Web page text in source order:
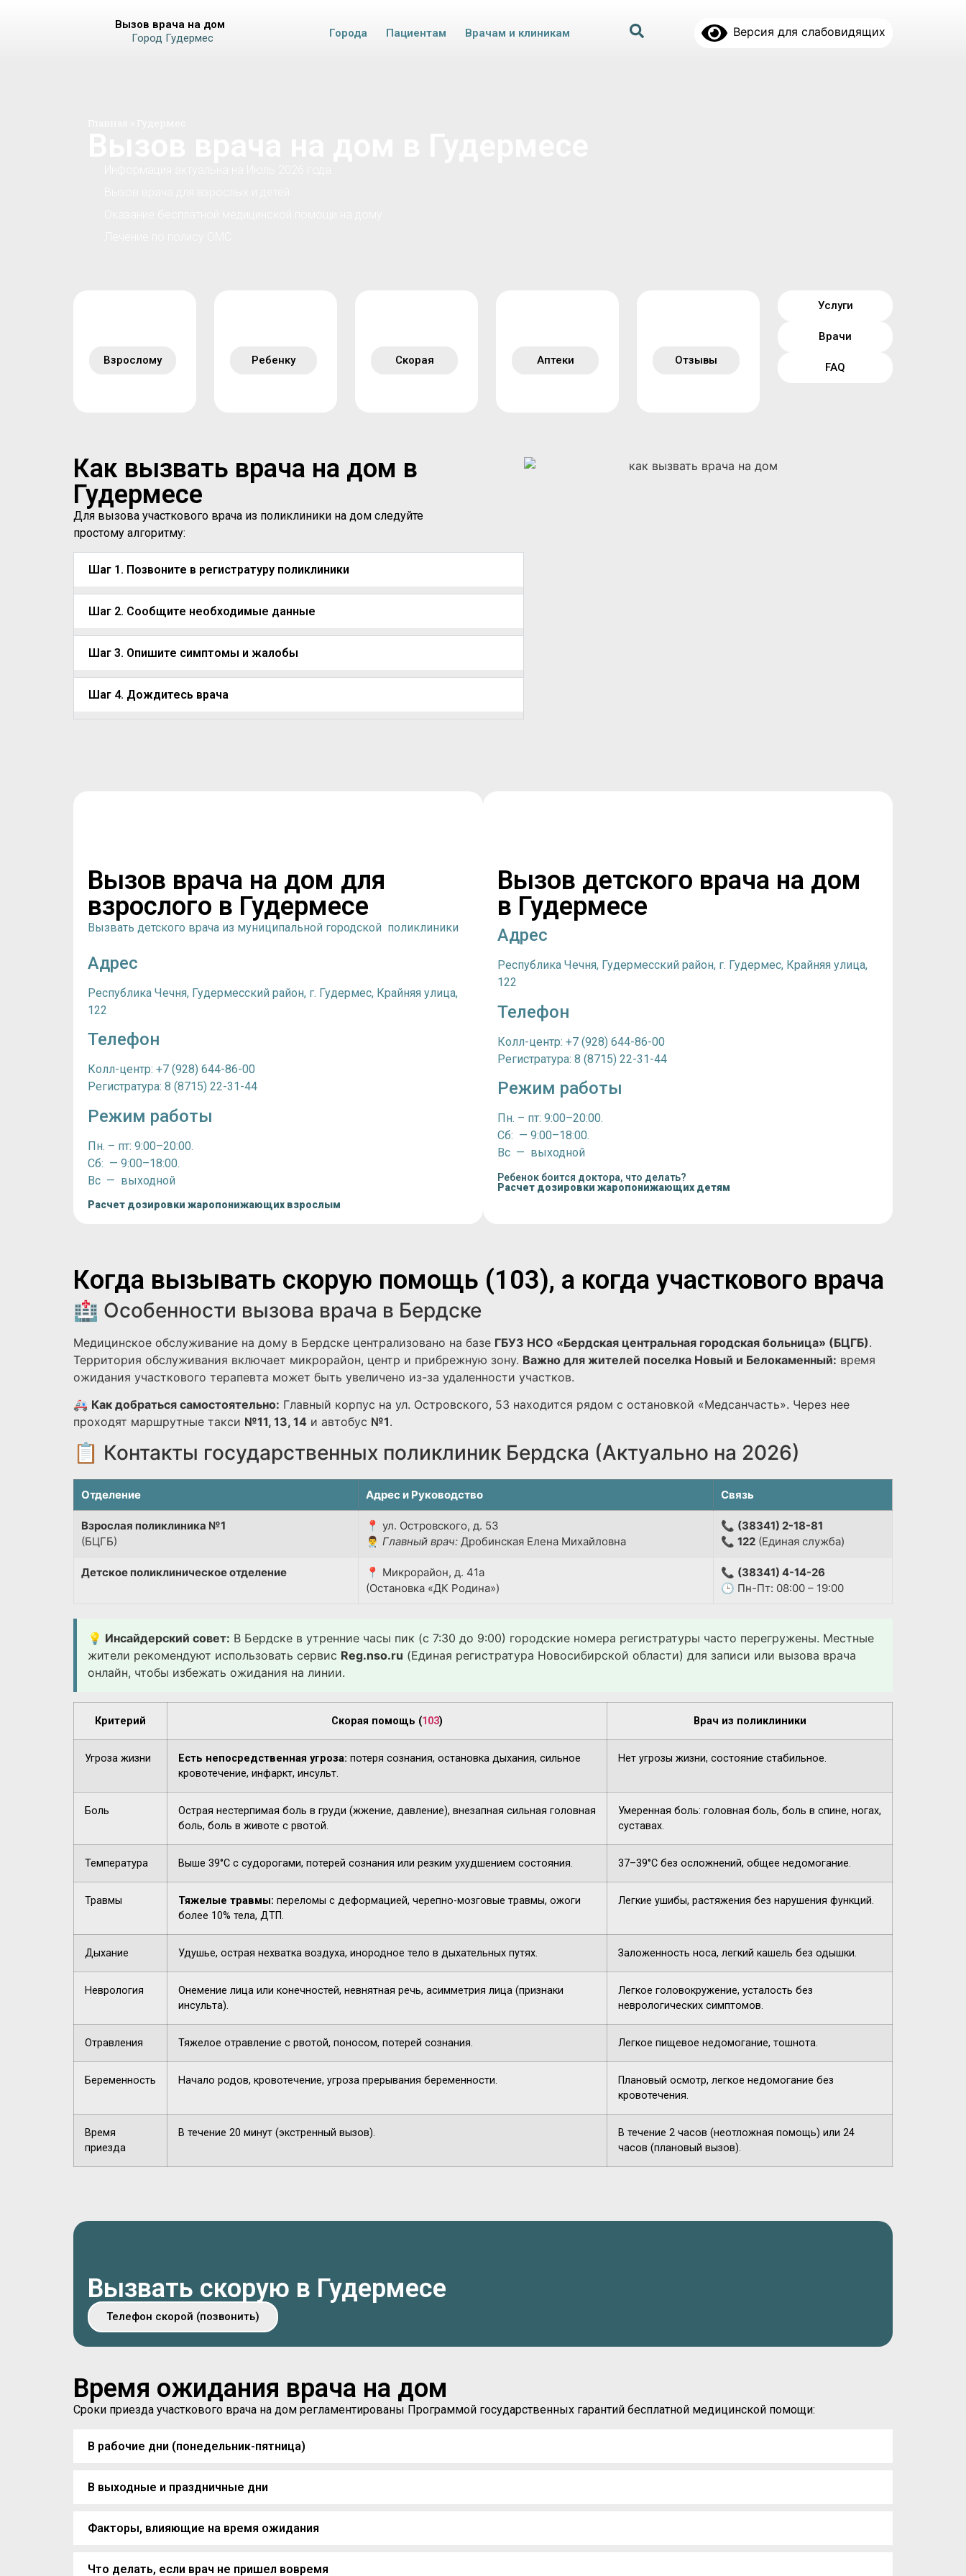
Вызов врача на дом
Город Гудермес
Города Пациентам Врачам и клиникам Версия для слабовидящих
Взрослому Ребенку Скорая Аптеки Отзывы
Услуги
Врачи
FAQ
Как вызвать врача на дом в
Гудермесе
Для вызова участкового врача из поликлиники на дом следуйте
простому алгоритму:
Шаг 1. Позвоните в регистратуру поликлиники
Шаг 2. Сообщите необходимые данные
Шаг 3. Опишите симптомы и жалобы
Шаг 4. Дождитесь врача
Вызов врача на дом для
взрослого в Гудермесе
Вызвать детского врача из муниципальной городской поликлиники
Адрес
Республика Чечня, Гудермесский район, г. Гудермес, Крайняя улица,
122
Телефон
Колл-центр: +7 (928) 644-86-00
Регистратура: 8 (8715) 22-31-44
Режим работы
Пн. – пт: 9:00–20:00.
Сб: — 9:00–18:00.
Вс — выходной
Расчет дозировки жаропонижающих взрослым
Вызов детского врача на дом
в Гудермесе
Адрес
Республика Чечня, Гудермесский район, г. Гудермес, Крайняя улица,
122
Телефон
Колл-центр: +7 (928) 644-86-00
Регистратура: 8 (8715) 22-31-44
Режим работы
Пн. – пт: 9:00–20:00.
Сб: — 9:00–18:00.
Вс — выходной
Ребенок боится доктора, что делать?
Расчет дозировки жаропонижающих детям
Когда вызывать скорую помощь (103), а когда участкового врача
🏥 Особенности вызова врача в Бердске
Медицинское обслуживание на дому в Бердске централизовано на базе ГБУЗ НСО «Бердская центральная городская больница» (БЦГБ).
Территория обслуживания включает микрорайон, центр и прибрежную зону. Важно для жителей поселка Новый и Белокаменный: время
ожидания участкового терапевта может быть увеличено из-за удаленности участков.
🚑 Как добраться самостоятельно: Главный корпус на ул. Островского, 53 находится рядом с остановкой «Медсанчасть». Через нее
проходят маршрутные такси №11, 13, 14 и автобус №1.
📋 Контакты государственных поликлиник Бердска (Актуально на 2026)
Отделение Адрес и Руководство Связь
Взрослая поликлиника №1
(БЦГБ)
📍 ул. Островского, д. 53
👨‍⚕️ Главный врач: Дробинская Елена Михайловна
📞 (38341) 2-18-81
📞 122 (Единая служба)
Детское поликлиническое отделение
📍 Микрорайон, д. 41а
(Остановка «ДК Родина»)
📞 (38341) 4-14-26
🕒 Пн-Пт: 08:00 – 19:00
💡 Инсайдерский совет: В Бердске в утренние часы пик (с 7:30 до 9:00) городские номера регистратуры часто перегружены. Местные
жители рекомендуют использовать сервис Reg.nso.ru (Единая регистратура Новосибирской области) для записи или вызова врача
онлайн, чтобы избежать ожидания на линии.
Критерий Скорая помощь (103) Врач из поликлиники
Угроза жизни Есть непосредственная угроза: потеря сознания, остановка дыхания, сильное
кровотечение, инфаркт, инсульт.
Нет угрозы жизни, состояние стабильное.
Боль
Острая нестерпимая боль в груди (жжение, давление), внезапная сильная головная
боль, боль в животе с рвотой.
Умеренная боль: головная боль, боль в спине, ногах,
суставах.
Температура Выше 39°C с судорогами, потерей сознания или резким ухудшением состояния. 37–39°C без осложнений, общее недомогание.
Травмы Тяжелые травмы: переломы с деформацией, черепно-мозговые травмы, ожоги
более 10% тела, ДТП.
Легкие ушибы, растяжения без нарушения функций.
Дыхание Удушье, острая нехватка воздуха, инородное тело в дыхательных путях. Заложенность носа, легкий кашель без одышки.
Неврология
Онемение лица или конечностей, невнятная речь, асимметрия лица (признаки
инсульта).
Легкое головокружение, усталость без
неврологических симптомов.
Отравления Тяжелое отравление с рвотой, поносом, потерей сознания. Легкое пищевое недомогание, тошнота.
Беременность Начало родов, кровотечение, угроза прерывания беременности.
Плановый осмотр, легкое недомогание без
кровотечения.
Время
приезда
В течение 20 минут (экстренный вызов).
В течение 2 часов (неотложная помощь) или 24
часов (плановый вызов).
Вызвать скорую в Гудермесе
Телефон скорой (позвонить)
Время ожидания врача на дом
Сроки приезда участкового врача на дом регламентированы Программой государственных гарантий бесплатной медицинской помощи:
В рабочие дни (понедельник-пятница)
В выходные и праздничные дни
Факторы, влияющие на время ожидания
Что делать, если врач не пришел вовремя